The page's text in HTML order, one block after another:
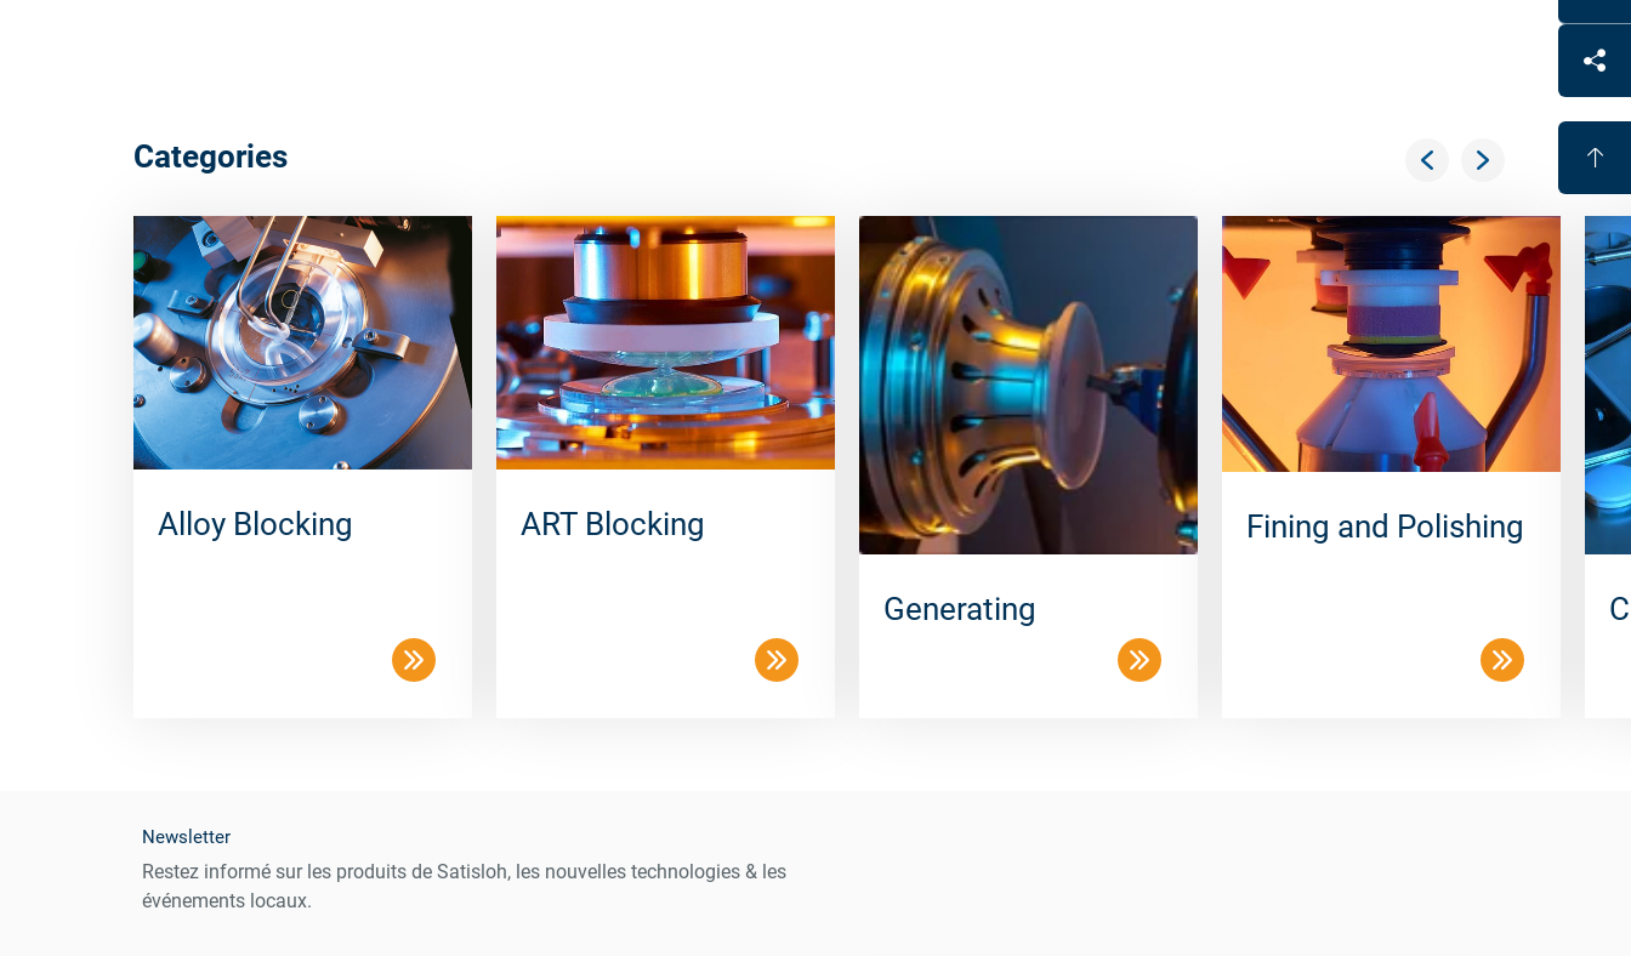
Categories
Alloy Blocking ART Blocking
Generating
Fining and Polishing
Newsletter
Restez informé sur les produits de Satisloh, les nouvelles technologies & les
événements locaux.